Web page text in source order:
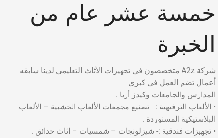
خمسة عشر عام من
الخبرة
شركة A2z متخصصون فى تجهيزات الأثاث التعليمى لدينا سابقه
أعمال تضم العمل فى كبرى
المدارس والجامعات وكيدز أريا .
• الألعاب الترفيهية : - تصنيع مجمعات الألعاب الخشبية – الألعاب
البلاستيكية المستوردة .
• تجهيزات فندقية :- شيزلونجات – شمسيات – اثاث حدائق .